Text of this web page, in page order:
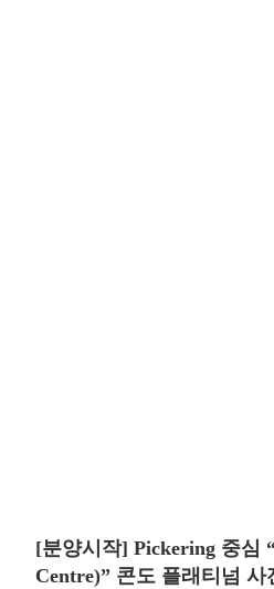
[분양시작] Pickering 중심
Centre)” 콘도 플래티넘